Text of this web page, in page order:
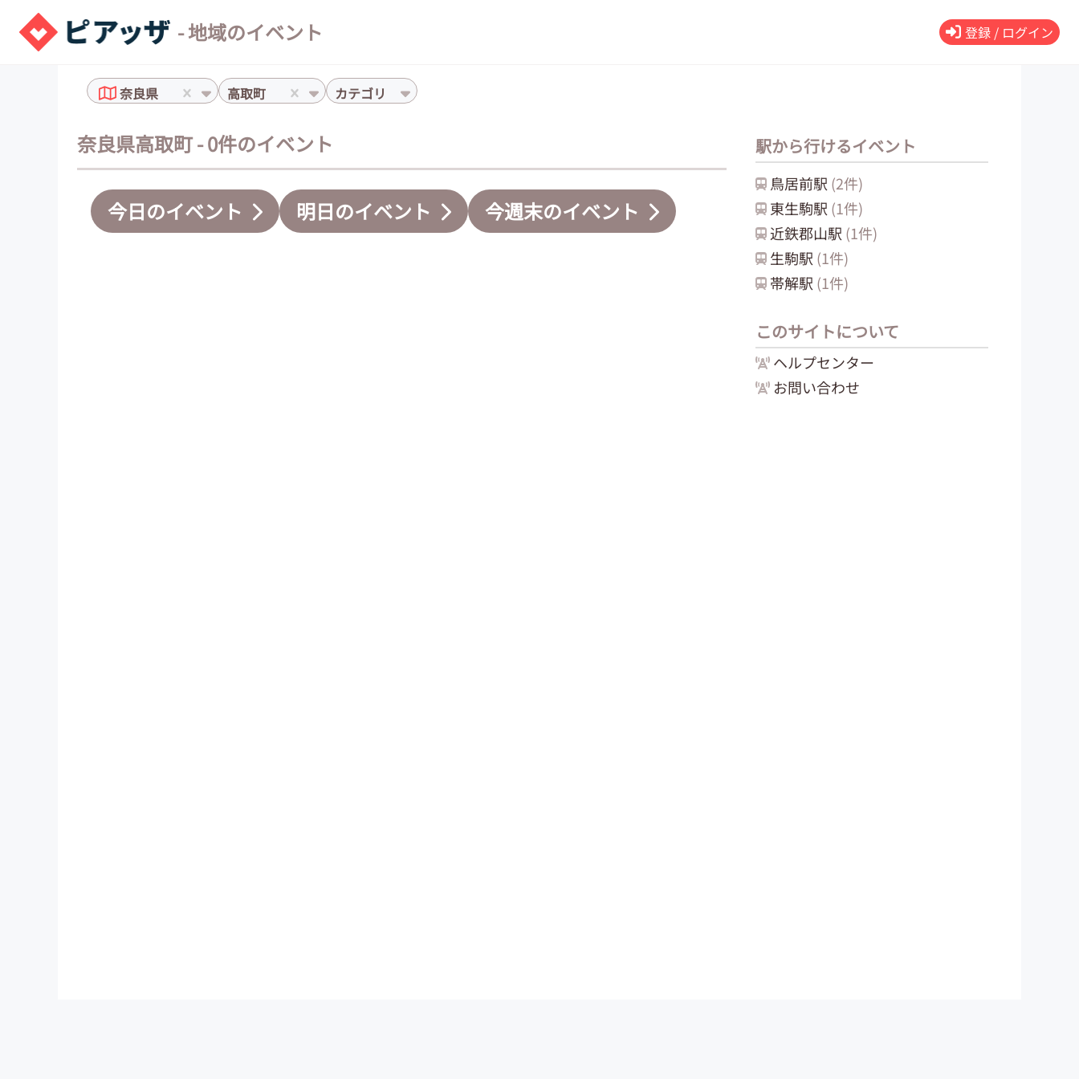
- 地域のイベント 登録 / ログイン
奈良県 高取町 カテゴリ
奈良県高取町 - 0件のイベント
今日のイベント 明日のイベント 今週末のイベント
駅から行けるイベント
鳥居前駅 (2件)
東生駒駅 (1件)
近鉄郡山駅 (1件)
生駒駅 (1件)
帯解駅 (1件)
このサイトについて
ヘルプセンター
お問い合わせ